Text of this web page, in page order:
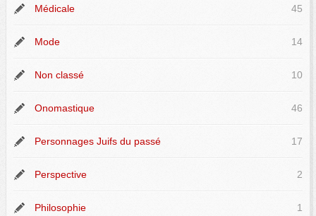
Médicale 45
Mode 14
Non classé 10
Onomastique 46
Personnages Juifs du passé 17
Perspective 2
Philosophie 1